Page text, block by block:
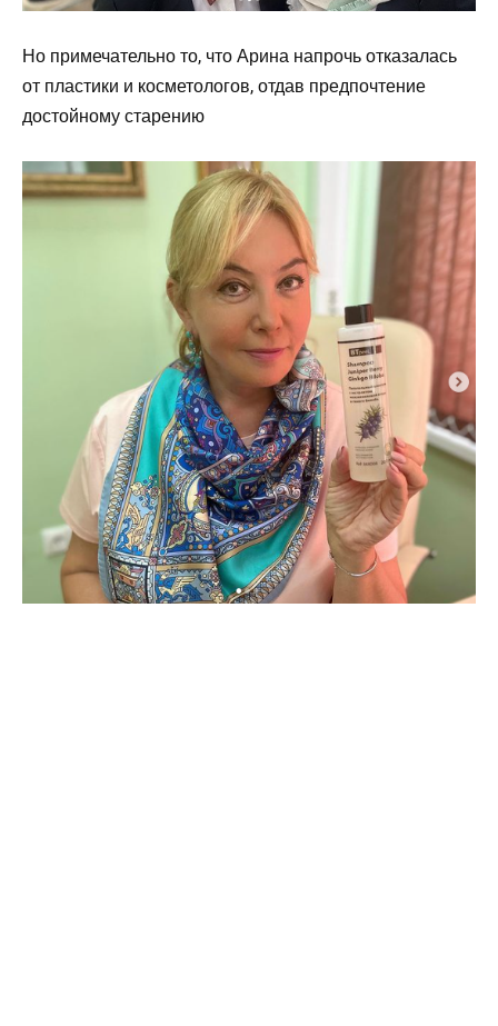
Но примечательно то, что Арина напрочь отказалась
от пластики и косметологов, отдав предпочтение
достойному старению